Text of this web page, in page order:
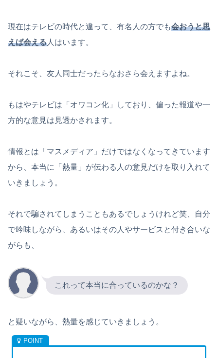
現在はテレビの時代と違って、有名人の方でも会おうと思
えば会える 人はいます。
それこそ、友人同士だったらなおさら会えますよね。
もはやテレビは「オワコン化」しており、偏った報道や一
方的な意見は見透かされます。
情報とは「マスメディア」だけではなくなってきています
から、本当に「熱量」が伝わる人の意見だけを取り入れて
いきましょう。
それで騙されてしまうこともあるでしょうけれど笑、自分
で吟味しながら、あるいはその人やサービスと付き合いな
がらも、
これって本当に合っているのかな？
と疑いながら、熱量を感じていきましょう。